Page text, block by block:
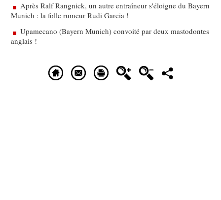
Après Ralf Rangnick, un autre entraîneur s'éloigne du Bayern
Munich : la folle rumeur Rudi Garcia !
Upamecano (Bayern Munich) convoité par deux mastodontes
anglais !